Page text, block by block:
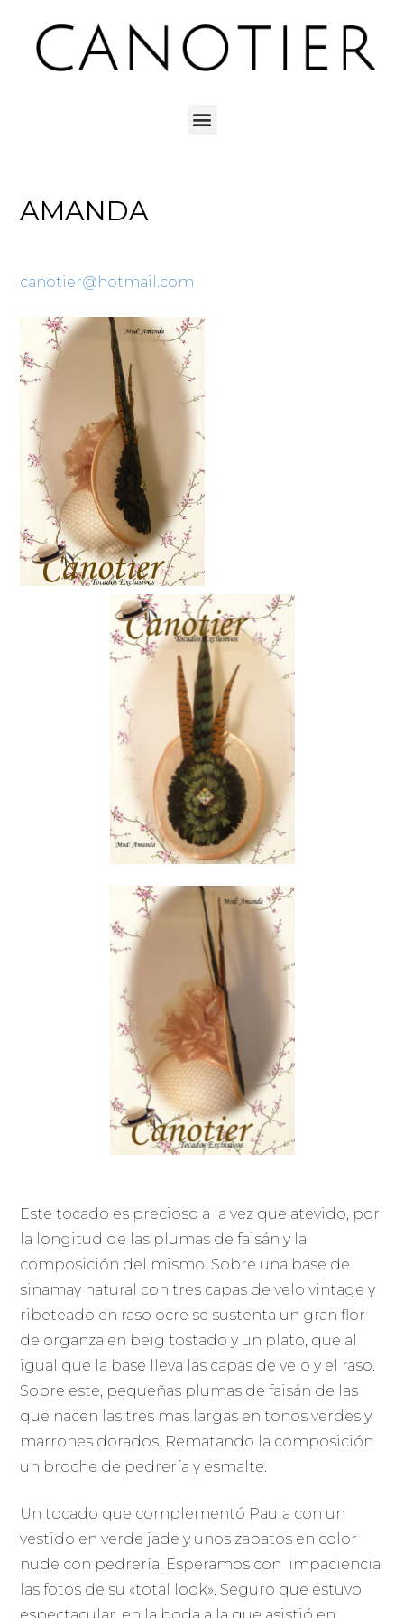
AMANDA
canotier@hotmail.com
Este tocado es precioso a la vez que atevido, por
la longitud de las plumas de faisán y la
composición del mismo. Sobre una base de
sinamay natural con tres capas de velo vintage y
ribeteado en raso ocre se sustenta un gran flor
de organza en beig tostado y un plato, que al
igual que la base lleva las capas de velo y el raso.
Sobre este, pequeñas plumas de faisán de las
que nacen las tres mas largas en tonos verdes y
marrones dorados. Rematando la composición
un broche de pedrería y esmalte.
Un tocado que complementó Paula con un
vestido en verde jade y unos zapatos en color
nude con pedrería. Esperamos con impaciencia
las fotos de su «total look». Seguro que estuvo